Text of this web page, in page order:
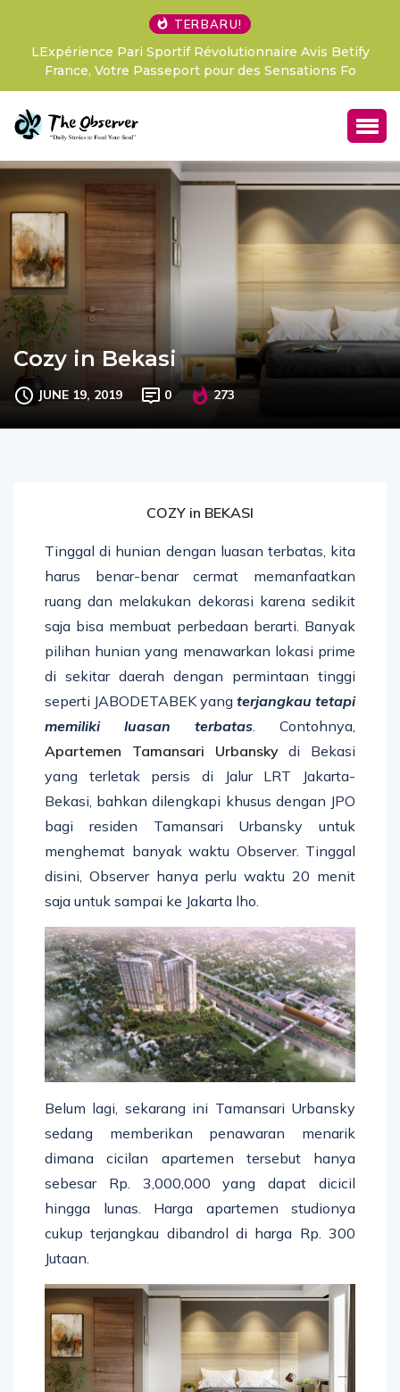
TERBARU!
LExpérience Pari Sportif Révolutionnaire Avis Betify
France, Votre Passeport pour des Sensations Fo
Cozy in Bekasi
JUNE 19, 2019 0 273
COZY in BEKASI
Tinggal di hunian dengan luasan terbatas, kita
harus benar-benar cermat memanfaatkan
ruang dan melakukan dekorasi karena sedikit
saja bisa membuat perbedaan berarti. Banyak
pilihan hunian yang menawarkan lokasi prime
di sekitar daerah dengan permintaan tinggi
seperti JABODETABEK yang terjangkau tetapi
memiliki luasan terbatas . Contohnya,
Apartemen Tamansari Urbanskydi Bekasi
yang terletak persis di Jalur LRT Jakarta-
Bekasi, bahkan dilengkapi khusus dengan JPO
bagi residen Tamansari Urbansky untuk
menghemat banyak waktu Observer. Tinggal
disini, Observer hanya perlu waktu 20 menit
saja untuk sampai ke Jakarta lho.
Belum lagi, sekarang ini Tamansari Urbansky
sedang memberikan penawaran menarik
dimana cicilan apartemen tersebut hanya
sebesar Rp. 3,000,000 yang dapat dicicil
hingga lunas. Harga apartemen studionya
cukup terjangkau dibandrol di harga Rp. 300
Jutaan.